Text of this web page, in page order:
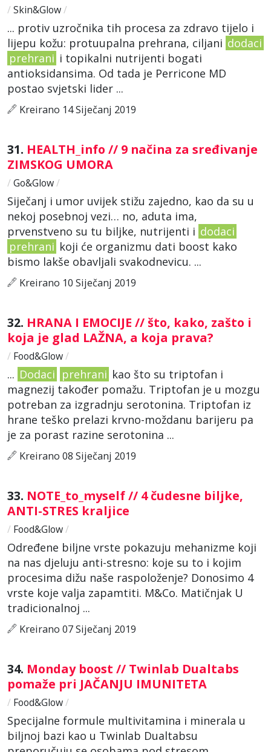
/ Skin&Glow/
... protiv uzročnika tih procesa za zdravo tijelo i
lijepu kožu: protuupalna prehrana, ciljani dodaci
prehrani i topikalni nutrijenti bogati
antioksidansima. Od tada je Perricone MD
postao svjetski lider ...
Kreirano 14 Siječanj 2019
31. HEALTH_info // 9 načina za sređivanje
ZIMSKOG UMORA
/ Go&Glow/
Siječanj i umor uvijek stižu zajedno, kao da su u
nekoj posebnoj vezi… no, aduta ima,
prvenstveno su tu biljke, nutrijenti i dodaci
prehrani koji će organizmu dati boost kako
bismo lakše obavljali svakodnevicu. ...
Kreirano 10 Siječanj 2019
32. HRANA I EMOCIJE // što, kako, zašto i
koja je glad LAŽNA, a koja prava?
/ Food&Glow/
... Dodaci prehrani kao što su triptofan i
magnezij također pomažu. Triptofan je u mozgu
potreban za izgradnju serotonina. Triptofan iz
hrane teško prelazi krvno-moždanu barijeru pa
je za porast razine serotonina ...
Kreirano 08 Siječanj 2019
33. NOTE_to_myself // 4 čudesne biljke,
ANTI-STRES kraljice
/ Food&Glow/
Određene biljne vrste pokazuju mehanizme koji
na nas djeluju anti-stresno: koje su to i kojim
procesima dižu naše raspoloženje? Donosimo 4
vrste koje valja zapamtiti. M&Co. Matičnjak U
tradicionalnoj ...
Kreirano 07 Siječanj 2019
34. Monday boost // Twinlab Dualtabs
pomaže pri JAČANJU IMUNITETA
/ Food&Glow/
Specijalne formule multivitamina i minerala u
biljnoj bazi kao u Twinlab Dualtabsu